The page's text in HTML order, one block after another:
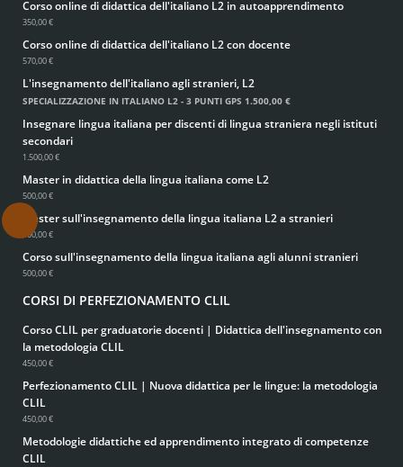
Corso online di didattica dell'italiano L2 in autoapprendimento
350,00 €
Corso online di didattica dell'italiano L2 con docente
570,00 €
L'insegnamento dell'italiano agli stranieri, L2
SPECIALIZZAZIONE IN ITALIANO L2 - 3 PUNTI GPS 1.500,00 €
Insegnare lingua italiana per discenti di lingua straniera negli istituti
secondari
1.500,00 €
Master in didattica della lingua italiana come L2
500,00 €
Master sull'insegnamento della lingua italiana L2 a stranieri
500,00 €
Corso sull'insegnamento della lingua italiana agli alunni stranieri
500,00 €
CORSI DI PERFEZIONAMENTO CLIL
Corso CLIL per graduatorie docenti | Didattica dell'insegnamento con
la metodologia CLIL
450,00 €
Perfezionamento CLIL | Nuova didattica per le lingue: la metodologia
CLIL
450,00 €
Metodologie didattiche ed apprendimento integrato di competenze
CLIL